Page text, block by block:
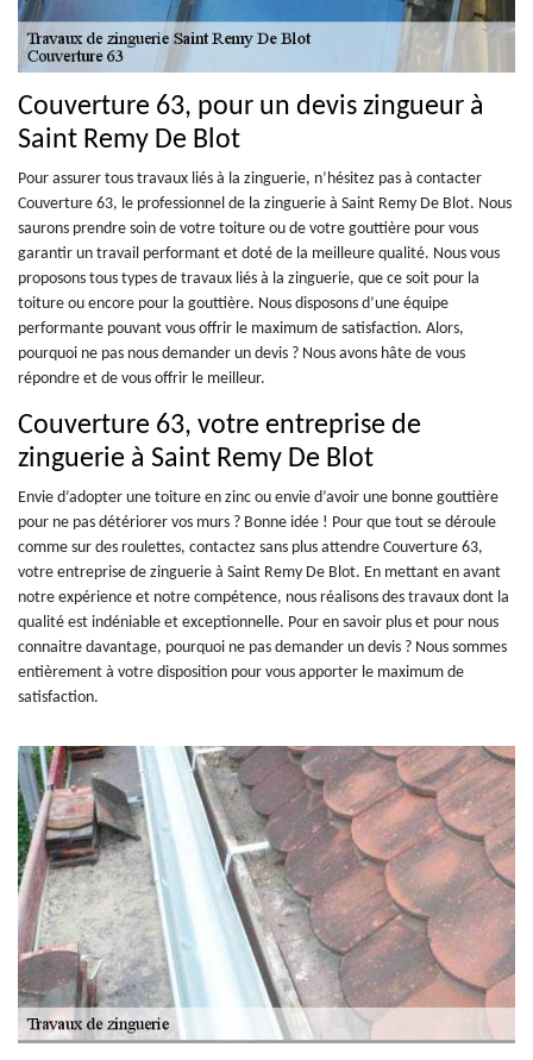
Couverture 63, pour un devis zingueur à
Saint Remy De Blot
Pour assurer tous travaux liés à la zinguerie, n’hésitez pas à contacter
Couverture 63, le professionnel de la zinguerie à Saint Remy De Blot. Nous
saurons prendre soin de votre toiture ou de votre gouttière pour vous
garantir un travail performant et doté de la meilleure qualité. Nous vous
proposons tous types de travaux liés à la zinguerie, que ce soit pour la
toiture ou encore pour la gouttière. Nous disposons d’une équipe
performante pouvant vous offrir le maximum de satisfaction. Alors,
pourquoi ne pas nous demander un devis ? Nous avons hâte de vous
répondre et de vous offrir le meilleur.
Couverture 63, votre entreprise de
zinguerie à Saint Remy De Blot
Envie d’adopter une toiture en zinc ou envie d’avoir une bonne gouttière
pour ne pas détériorer vos murs ? Bonne idée ! Pour que tout se déroule
comme sur des roulettes, contactez sans plus attendre Couverture 63,
votre entreprise de zinguerie à Saint Remy De Blot. En mettant en avant
notre expérience et notre compétence, nous réalisons des travaux dont la
qualité est indéniable et exceptionnelle. Pour en savoir plus et pour nous
connaitre davantage, pourquoi ne pas demander un devis ? Nous sommes
entièrement à votre disposition pour vous apporter le maximum de
satisfaction.